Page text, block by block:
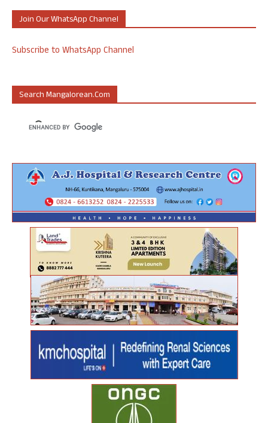
Join Our WhatsApp Channel
Subscribe to WhatsApp Channel
Search Mangalorean.com